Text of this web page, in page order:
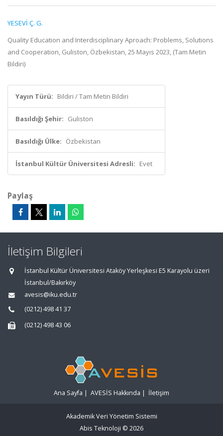
YESEVİ Ç. G.
Quality Education and Interdisciplinary Aproach: Problems, Solutions
and Cooperation, Guliston, Özbekistan, 25 Mayıs 2023, (Tam Metin
Bildiri)
Yayın Türü: Bildiri / Tam Metin Bildiri
Basıldığı Şehir: Guliston
Basıldığı Ülke: Özbekistan
İstanbul Kültür Üniversitesi Adresli: Evet
Paylaş
İletişim Bilgileri
İstanbul Kültür Üniversitesi Ataköy Yerleşkesi E5 Karayolu üzeri
İstanbul/Bakırköy
avesis@iku.edu.tr
(0212) 498 41 37
(0212) 498 43 06
Ana Sayfa | AVESİS Hakkında | İletişim
Akademik Veri Yönetim Sistemi
Abis Teknoloji © 2026